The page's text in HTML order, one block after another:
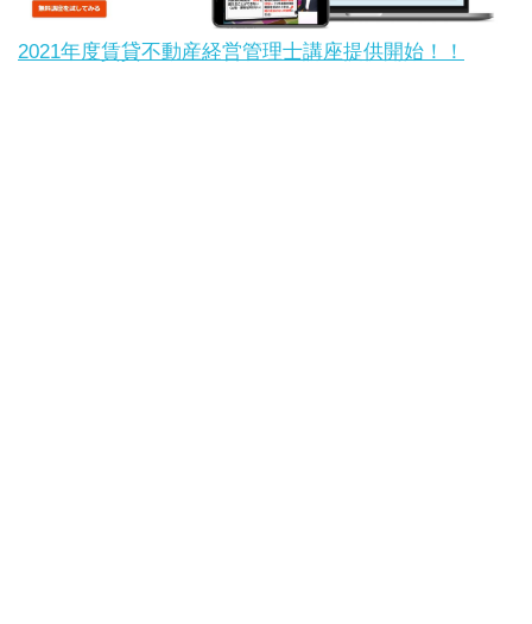
2021年度賃貸不動産経営管理士講座提供開始！！